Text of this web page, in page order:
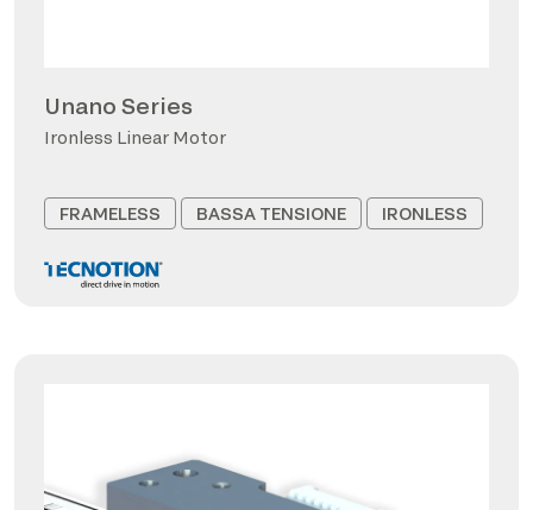
Unano Series
Ironless Linear Motor
FRAMELESS BASSA TENSIONE IRONLESS